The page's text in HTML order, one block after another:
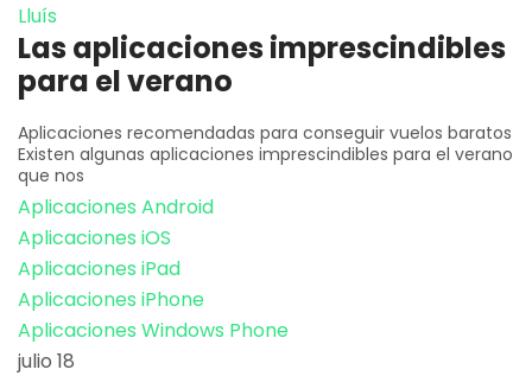
Lluís
Las aplicaciones imprescindibles
para el verano
Aplicaciones recomendadas para conseguir vuelos baratos
Existen algunas aplicaciones imprescindibles para el verano
que nos
Aplicaciones Android
Aplicaciones iOS
Aplicaciones iPad
Aplicaciones iPhone
Aplicaciones Windows Phone
julio 18